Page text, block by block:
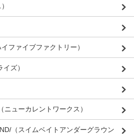
ファイブファクトリー）
ズ）
ューカレントワークス）
（スイムベイトアンダーグラウン